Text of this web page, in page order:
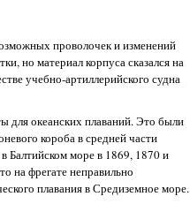
проволочек и изменений
но материал корпуса сказался на
учебно-артиллерийского судна
для океанских плаваний. Это были
короба в средней части
Балтийском море в 1869, 1870 и
на фрегате неправильно
плавания в Средиземное море.